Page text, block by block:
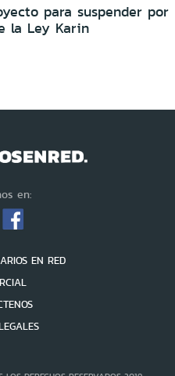
para suspender por
la Ley Karin
en:
EN RED